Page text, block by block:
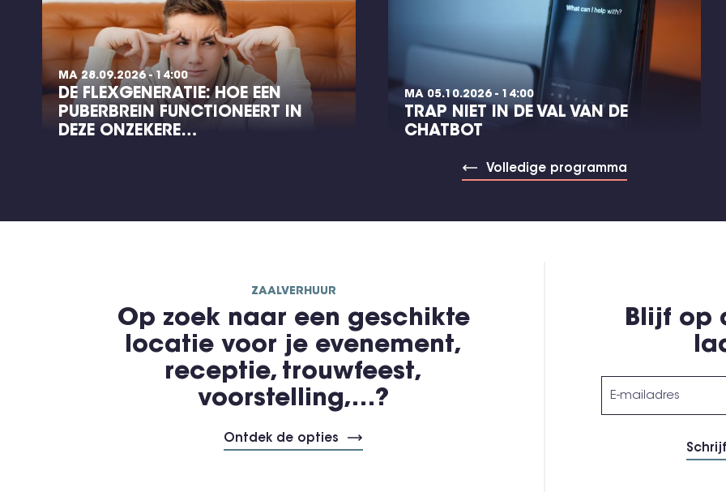
MA 28.09.2026 - 14:00
DE FLEXGENERATIE: HOE EEN
PUBERBREIN FUNCTIONEERT IN
DEZE ONZEKERE…
MA 05.10.2026 - 14:00
TRAP NIET IN DE VAL VAN DE
CHATBOT
Volledige programma
ZAALVERHUUR
Op zoek naar een geschikte
locatie voor je evenement,
receptie, trouwfeest,
voorstelling,…?
Ontdek de opties
Blijf op